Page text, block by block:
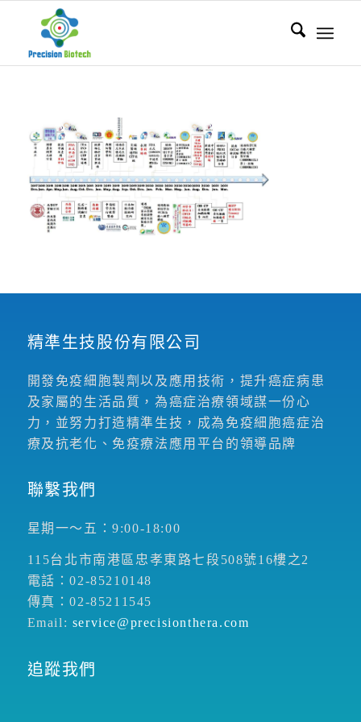
精準生技股份有限公司
開發免疫細胞製劑以及應用技術，提升癌症病患
及家屬的生活品質，為癌症治療領域謀一份心
力，並努力打造精準生技，成為免疫細胞癌症治
療及抗老化、免疫療法應用平台的領導品牌
聯繫我們
星期一～五：9:00-18:00
115台北市南港區忠孝東路七段508號16樓之2
電話：02-85210148
傳真：02-85211545
Email: service@precisionthera.com
追蹤我們